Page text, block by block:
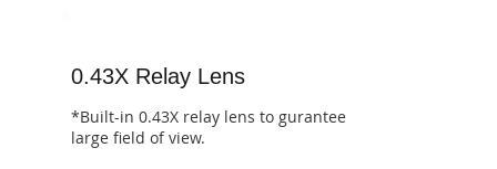
0.43X Relay Lens
*Built-in 0.43X relay lens to gurantee
large field of view.